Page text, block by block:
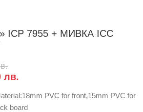
ICP 7955 + МИВКА ICC
лв.
PVC for front,15mm PVC for
board